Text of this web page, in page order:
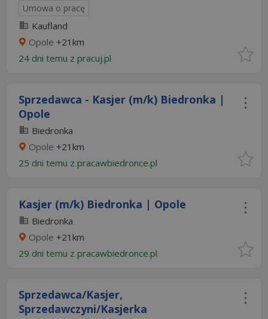
Umowa o pracę
Kaufland
Opole +21km
24 dni temu z pracuj.pl
Sprzedawca - Kasjer (m/k) Biedronka |
Opole
Biedronka
Opole +21km
25 dni temu z pracawbiedronce.pl
Kasjer (m/k) Biedronka | Opole
Biedronka
Opole +21km
29 dni temu z pracawbiedronce.pl
Sprzedawca/Kasjer,
Sprzedawczyni/Kasjerka